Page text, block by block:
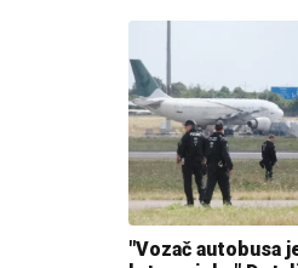
"Vozač autobusa